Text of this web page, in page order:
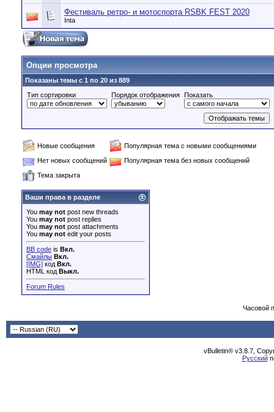
Фестиваль ретро- и мотоспорта RSBK FEST 2020
Inta
Опции просмотра
Показаны темы с 1 по 20 из 889
Тип сортировки
Порядок отображения Показать
Новые сообщения
Популярная тема с новыми сообщениями
Нет новых сообщений
Популярная тема без новых сообщений
Тема закрыта
Ваши права в разделе
You may not post new threads
You may not post replies
You may not post attachments
You may not edit your posts
BB code is Вкл.
Смайлы Вкл.
[IMG] код Вкл.
HTML код Выкл.
Forum Rules
Часовой
vBulletin® v3.8.7,
Русский